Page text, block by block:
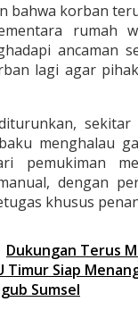
bahwa korban
rumah
ancaman
lagi agar
sekitar
menghalau
pemukiman
dengan
khusus
Dukungan Terus
Timur Siap
Sumsel